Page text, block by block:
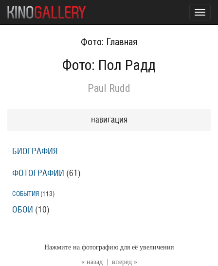
Фото: Главная
Фото: Пол Радд
Paul Rudd
« назад вперед »
Нажмите на фотографию для её увеличения
навигация
БИОГРАФИЯ
ФОТОГРАФИИ (61 )
СОБЫТИЯ (113)
ОБОИ (10)